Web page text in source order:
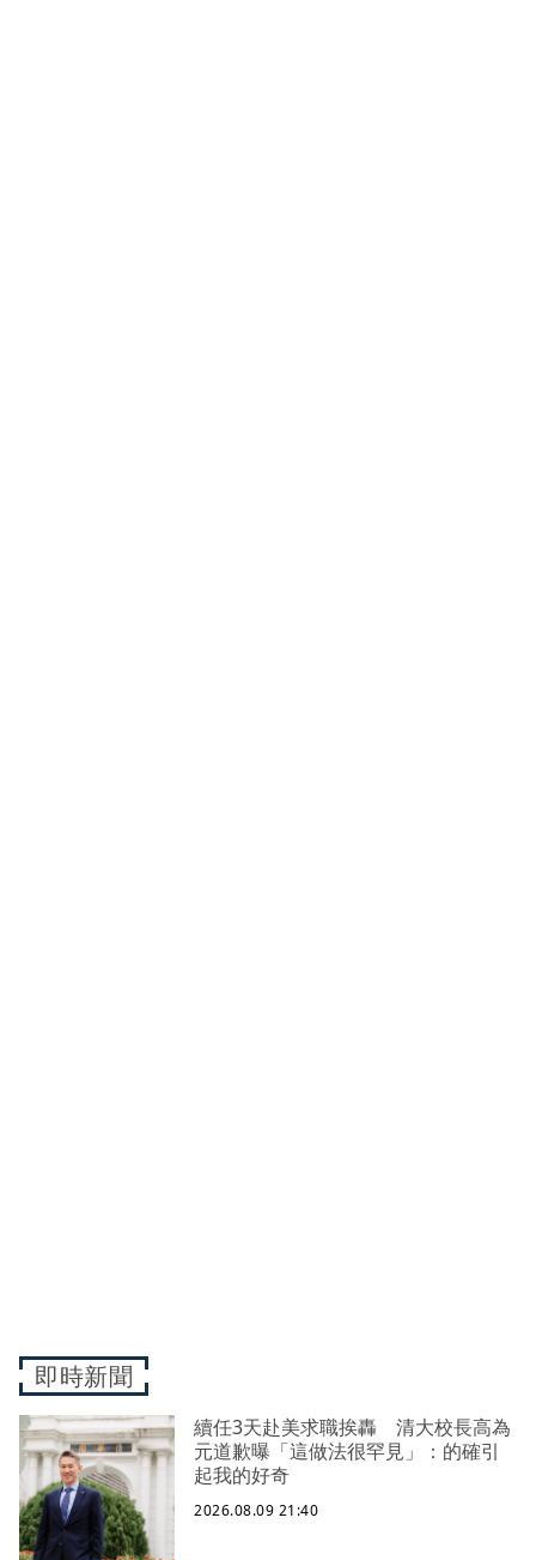
即時新聞
續任3天赴美求職挨轟 清大校長高為
元道歉曝「這做法很罕見」：的確引
起我的好奇
2026.08.09 21:40